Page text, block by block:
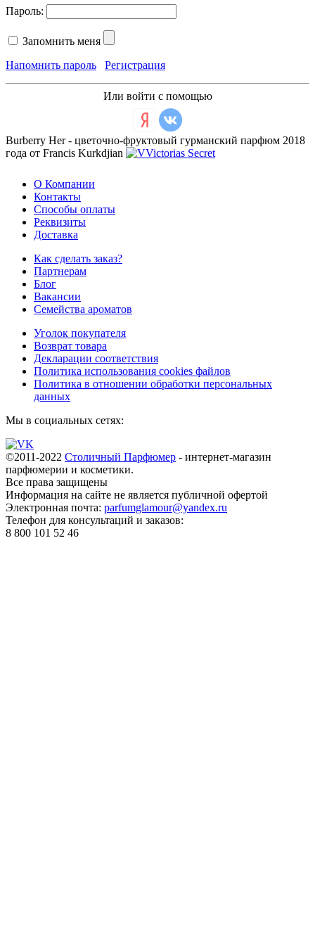
Пароль:
Запомнить меня
Напомнить пароль
Регистрация
Или войти с помощью
Burberry Her - цветочно-фруктовый гурманский парфюм 2018
года от Francis Kurkdjian
О Компании
Контакты
Способы оплаты
Реквизиты
Доставка
Как сделать заказ?
Партнерам
Блог
Вакансии
Семейства ароматов
Уголок покупателя
Возврат товара
Декларации соответствия
Политика использования cookies файлов
Политика в отношении обработки персональных
данных
Мы в социальных сетях:
©2011-2022 Столичный Парфюмер - интернет-магазин
парфюмерии и косметики.
Все права защищены
Информация на сайте не является публичной офертой
Электронная почта: parfumglamour@yandex.ru
Телефон для консультаций и заказов:
8 800 101 52 46